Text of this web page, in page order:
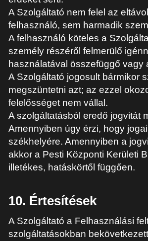
A Szolgáltató nem felel az
felhasználó, sem harmadik
A felhasználó köteles a
személy részéről felmerülő
használatával összefüggő
A Szolgáltató jogosult bármikor
megszüntetni azt; az ezzel
felelősséget nem vállal.
A szolgáltatásból eredő jogvitát
Amennyiben úgy érzi, hogy
székhelyére. Amennyiben a
akkor a Pesti Központi Kerületi
illetékes, hatáskörtől függően.
10. Értesítések
A Szolgáltató a Felhasználási
szolgáltatásokban